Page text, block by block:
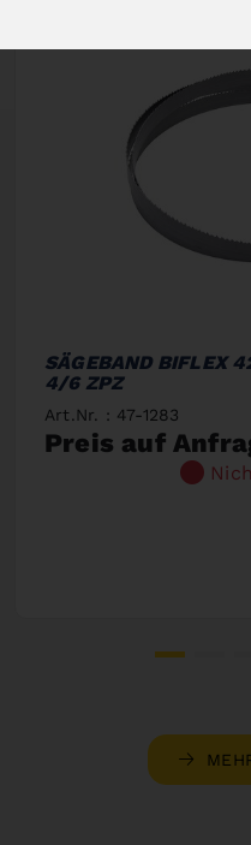
SÄGEBAND BIFLEX
4/6 ZPZ
Art.Nr. : 47-1283
Preis auf